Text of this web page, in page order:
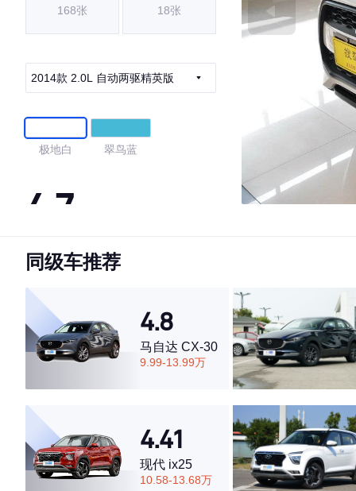
168张 18张
2014款 2.0L 自动两驱精英版
极地白 翠鸟蓝
4.7
·外观表现较为优秀，优于65%同级车
·空间表现一般，低于75%同级车
同级车推荐
4.8
马自达 CX-30
9.99-13.99万
4.41
现代 ix25
10.58-13.68万